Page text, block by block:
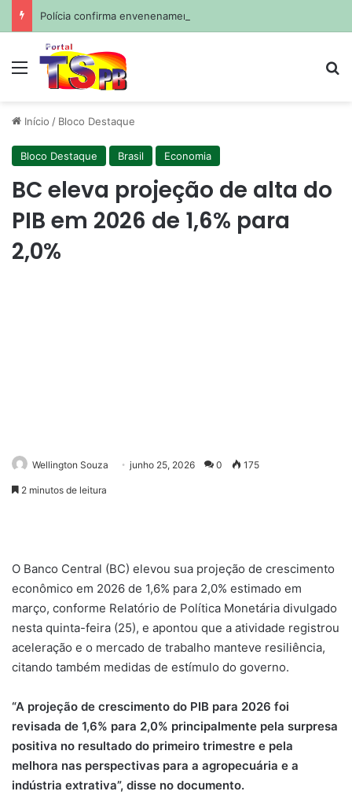
Menu
Início / Bloco Destaque
Bloco Destaque Brasil Economia
BC eleva projeção de alta do
PIB em 2026 de 1,6% para
2,0%
Wellington Souza junho 25, 2026 0 175
2 minutos de leitura
O Banco Central (BC) elevou sua projeção de crescimento
econômico em 2026 de 1,6% para 2,0% estimado em
março, conforme Relatório de Política Monetária divulgado
nesta quinta-feira (25), e apontou que a atividade registrou
aceleração e o mercado de trabalho manteve resiliência,
citando também medidas de estímulo do governo.
“A projeção de crescimento do PIB para 2026 foi
revisada de 1,6% para 2,0% principalmente pela surpresa
positiva no resultado do primeiro trimestre e pela
melhora nas perspectivas para a agropecuária e a
indústria extrativa”, disse no documento.